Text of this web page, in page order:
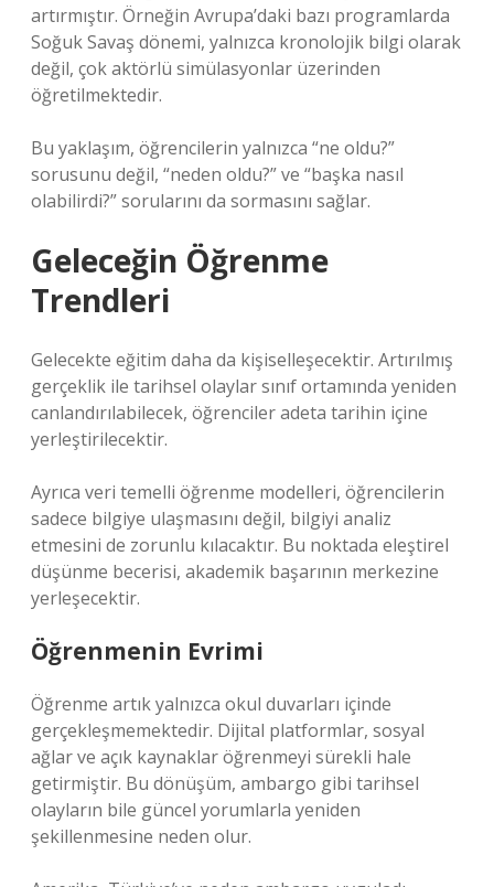
artırmıştır. Örneğin Avrupa’daki bazı programlarda
Soğuk Savaş dönemi, yalnızca kronolojik bilgi olarak
değil, çok aktörlü simülasyonlar üzerinden
öğretilmektedir.
Bu yaklaşım, öğrencilerin yalnızca “ne oldu?”
sorusunu değil, “neden oldu?” ve “başka nasıl
olabilirdi?” sorularını da sormasını sağlar.
Geleceğin Öğrenme
Trendleri
Gelecekte eğitim daha da kişiselleşecektir. Artırılmış
gerçeklik ile tarihsel olaylar sınıf ortamında yeniden
canlandırılabilecek, öğrenciler adeta tarihin içine
yerleştirilecektir.
Ayrıca veri temelli öğrenme modelleri, öğrencilerin
sadece bilgiye ulaşmasını değil, bilgiyi analiz
etmesini de zorunlu kılacaktır. Bu noktada eleştirel
düşünme becerisi, akademik başarının merkezine
yerleşecektir.
Öğrenmenin Evrimi
Öğrenme artık yalnızca okul duvarları içinde
gerçekleşmemektedir. Dijital platformlar, sosyal
ağlar ve açık kaynaklar öğrenmeyi sürekli hale
getirmiştir. Bu dönüşüm, ambargo gibi tarihsel
olayların bile güncel yorumlarla yeniden
şekillenmesine neden olur.